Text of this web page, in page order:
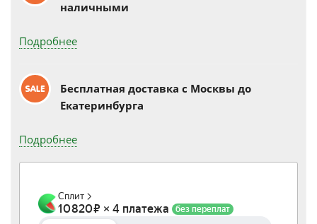
наличными
Подробнее
Бесплатная доставка c Москвы до
Екатеринбурга
Подробнее